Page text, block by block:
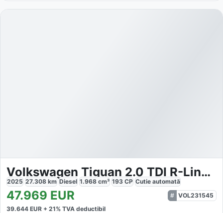
Volkswagen Tiguan 2.0 TDI R-Line 4MOTION
2025 27.308 km Diesel 1.968 cm³ 193 CP Cutie automată
47.969 EUR
VOL231545
39.644 EUR + 21% TVA deductibil